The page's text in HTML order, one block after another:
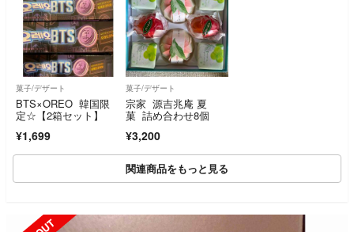
菓子/デザート
BTS×OREO 韓国限
定☆【2箱セット】
¥1,699
菓子/デザート
宗家 源吉兆庵 夏
菓 詰め合わせ8個
¥3,200
関連商品をもっと見る
SOLD OUT